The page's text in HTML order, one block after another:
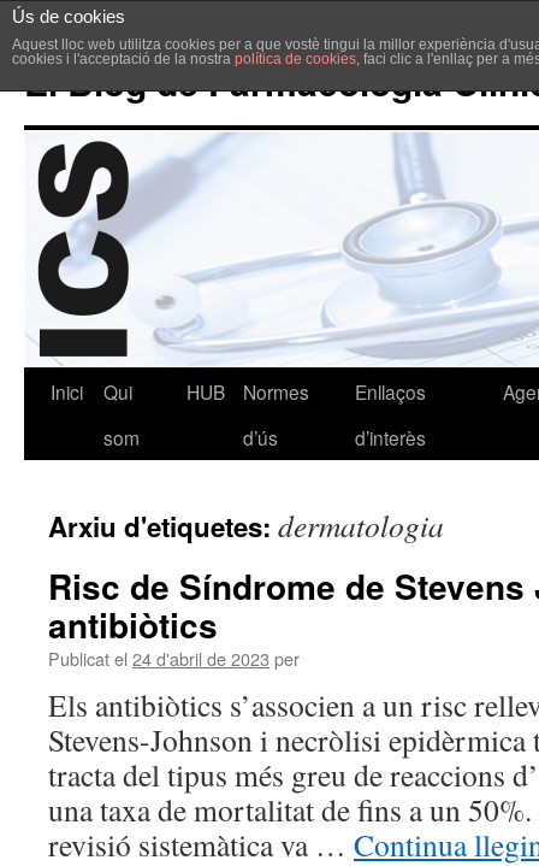
Ús de cookies
Aquest lloc web utilitza cookies per a que vostè tingui la millor experiència
cookies i l'acceptació de la nostra política de cookies, faci clic a l'enllaç per a
El Blog de Farmacologia
Inici
Qui
som
HUB
Normes
d’ús
Enllaços
d’interès
Arxiu d'etiquetes: dermatologia
Risc de Síndrome de
antibiòtics
Publicat el 24 d'abril de 2023 per
Els antibiòtics s’associen a un risc
Stevens-Johnson i necròlisi
tracta del tipus més greu de reaccions
una taxa de mortalitat de fins a un 50%.
revisió sistemàtica va … Continua